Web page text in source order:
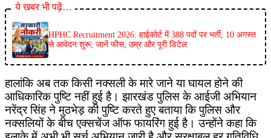
ये खबर भी पढ़ें…
HPHC Recruitment 2026: हाईकोर्ट में 388 पदों पर भर्ती, 10 अगस्त
से आवेदन शुरू; जानें फीस, उम्र और पूरी डिटेल
हालांकि अब तक किसी नक्सली के मारे जाने या घायल होने की
आधिकारिक पुष्टि नहीं हुई है। झारखंड पुलिस के आईजी अभियान
नरेंद्र सिंह ने मुठभेड़ की पुष्टि करते हुए बताया कि पुलिस और
नक्सलियों के बीच एक्सचेंज ऑफ फायरिंग हुई है। उन्होंने कहा कि